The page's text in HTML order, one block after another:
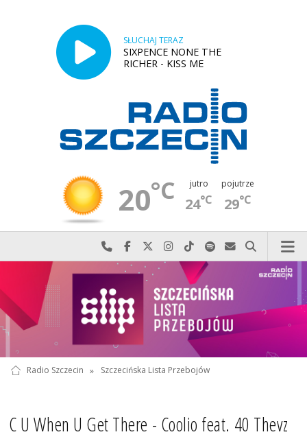
SŁUCHAJ TERAZ
SIXPENCE NONE THE
RICHER - KISS ME
20°C jutro
24°C
pojutrze
29°C
Najlepiej po prostu do nas zadzwoń
Odwiedź nas na Facebook-u
Odwiedź nas na X
Odwiedź nas na Instagram-ie
Odwiedź nas na TikTok-u
Szukaj nas na Spotify
Wyślij do nas
Szukaj
Radio Szczecin » Szczecińska Lista Przebojów
C U When U Get There - Coolio feat. 40 Thevz